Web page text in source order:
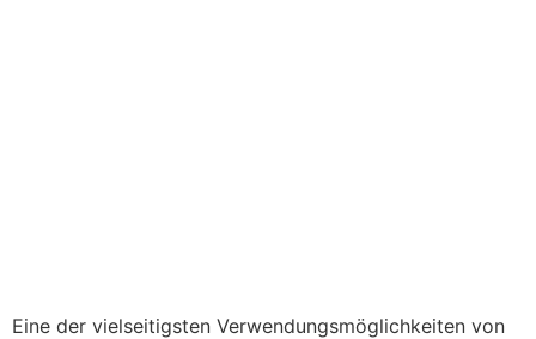
Eine der vielseitigsten Verwendungsmöglichkeiten von